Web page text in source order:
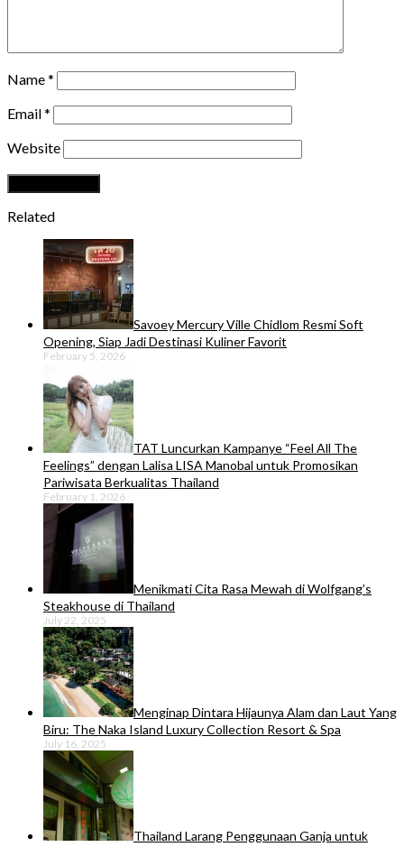
Name*
Email*
Website
Related
Savoey Mercury Ville Chidlom Resmi Soft
Opening, Siap Jadi Destinasi Kuliner Favorit
February 5, 2026
TAT Luncurkan Kampanye “Feel All The
Feelings” dengan Lalisa LISA Manobal untuk Promosikan
Pariwisata Berkualitas Thailand
February 1, 2026
Menikmati Cita Rasa Mewah di Wolfgang’s
Steakhouse di Thailand
July 22, 2025
Menginap Dintara Hijaunya Alam dan Laut Yang
Biru: The Naka Island Luxury Collection Resort & Spa
July 16, 2025
Thailand Larang Penggunaan Ganja untuk